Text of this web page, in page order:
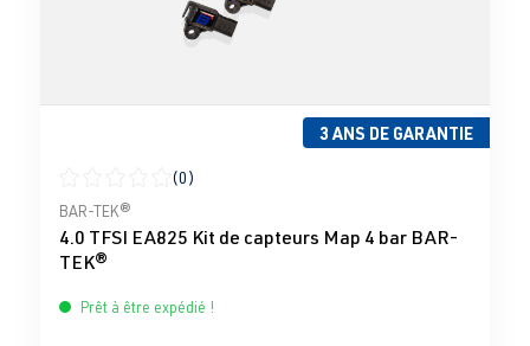
3 ANS DE GARANTIE
Note moyenne de 0 sur 5 étoiles
(0)
BAR-TEK®
4.0 TFSI EA825 Kit de capteurs Map 4 bar BAR-
TEK®
Prêt à être expédié !